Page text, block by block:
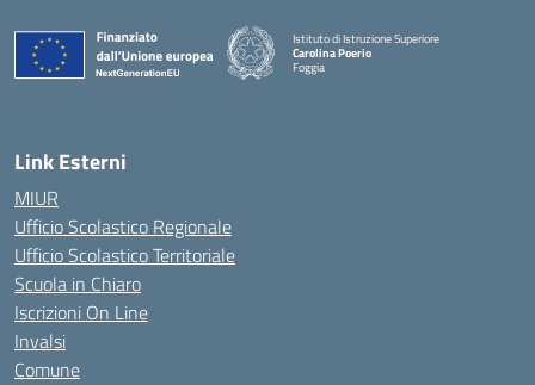
Istituto di Istruzione Superiore
Carolina Poerio
Foggia
— Visita la pagina iniziale della scuola
Link Esterni
MIUR
Ufficio Scolastico Regionale
Ufficio Scolastico Territoriale
Scuola in Chiaro
Iscrizioni On Line
Invalsi
Comune